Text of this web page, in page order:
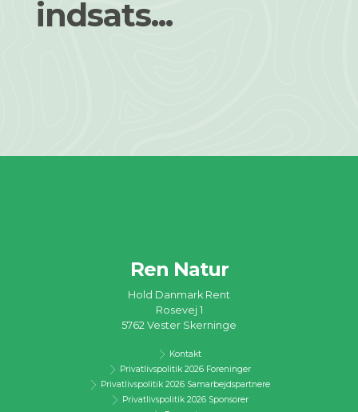
indsats...
Ren Natur
Hold Danmark Rent
Rosevej 1
5762 Vester Skerninge
Kontakt
Privatlivspolitik 2026 Foreninger
Privatlivspolitik 2026 Samarbejdspartnere
Privatlivspolitik 2026 Sponsorer